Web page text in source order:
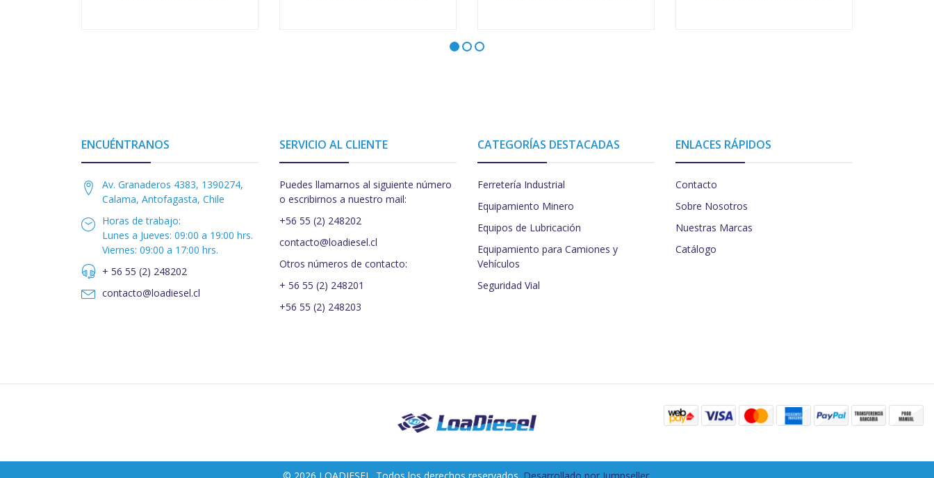
ENCUÉNTRANOS
Av. Granaderos 4383, 1390274,
Calama, Antofagasta, Chile
Horas de trabajo:
Lunes a Jueves: 09:00 a 19:00 hrs.
Viernes: 09:00 a 17:00 hrs.
+ 56 55 (2) 248202
contacto@loadiesel.cl
SERVICIO AL CLIENTE
Puedes llamarnos al siguiente número
o escribirnos a nuestro mail:
+56 55 (2) 248202
contacto@loadiesel.cl
Otros números de contacto:
+ 56 55 (2) 248201
+56 55 (2) 248203
CATEGORÍAS DESTACADAS
Ferretería Industrial
Equipamiento Minero
Equipos de Lubricación
Equipamiento para Camiones y
Vehículos
Seguridad Vial
ENLACES RÁPIDOS
Contacto
Sobre Nosotros
Nuestras Marcas
Catálogo